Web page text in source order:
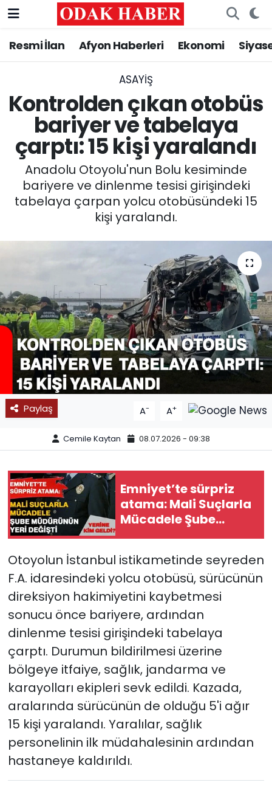
Resmi İlan Afyon Haberleri Ekonomi
ASAYİŞ
Kontrolden çıkan otobüs
bariyer ve tabelaya
çarptı: 15 kişi yaralandı
Anadolu Otoyolu'nun Bolu kesiminde
bariyere ve dinlenme tesisi girişindeki
tabelaya çarpan yolcu otobüsündeki 15
kişi yaralandı.
Paylaş A- A+
Cemile Kaytan 08.07.2026 - 09:38
Emniyet’te sürpriz
atama: Mali Suçlarla
Mücadele Şube
Müdürünün yeri
Otoyolun İstanbul istikametinde seyreden
F.A. idaresindeki yolcu otobüsü, sürücünün
direksiyon hakimiyetini kaybetmesi
sonucu önce bariyere, ardından
dinlenme tesisi girişindeki tabelaya
çarptı. Durumun bildirilmesi üzerine
bölgeye itfaiye, sağlık, jandarma ve
karayolları ekipleri sevk edildi. Kazada,
aralarında sürücünün de olduğu 5'i ağır
15 kişi yaralandı. Yaralılar, sağlık
personelinin ilk müdahalesinin ardından
hastaneye kaldırıldı.
AFYONKARAHİSAR HABERLERİ
ASAYİŞ
GÜNCEL
SİYASET
EĞİTİM
SPOR
11:11 MANŞET
Nöbetçi Eczaneler
Trafik Durumu
Süper Lig Puan Durumu ve Fikstür
Tüm Manşetler
Son Dakika Haberleri